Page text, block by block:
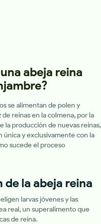
abeja reina
se alimentan de polen y
reinas en la colmena, por la
la producción de nuevas reinas,
única y exclusivamente con la
sucede el proceso
la abeja reina
larvas jóvenes y las
real, un superalimento que
de reina.